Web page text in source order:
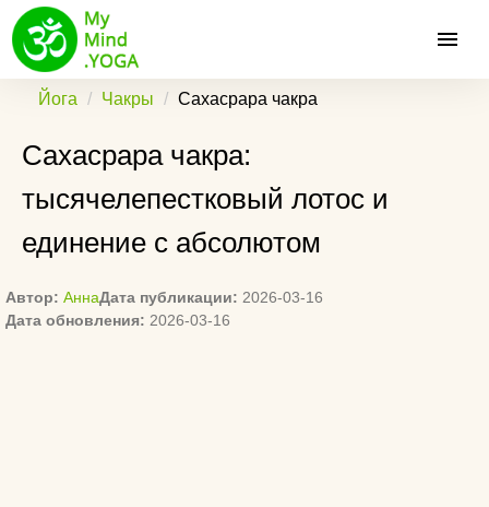
Йога Чакры Сахасрара чакра
Сахасрара чакра:
тысячелепестковый лотос и
единение с абсолютом
Автор: АннаДата публикации: 2026-03-16
Дата обновления: 2026-03-16